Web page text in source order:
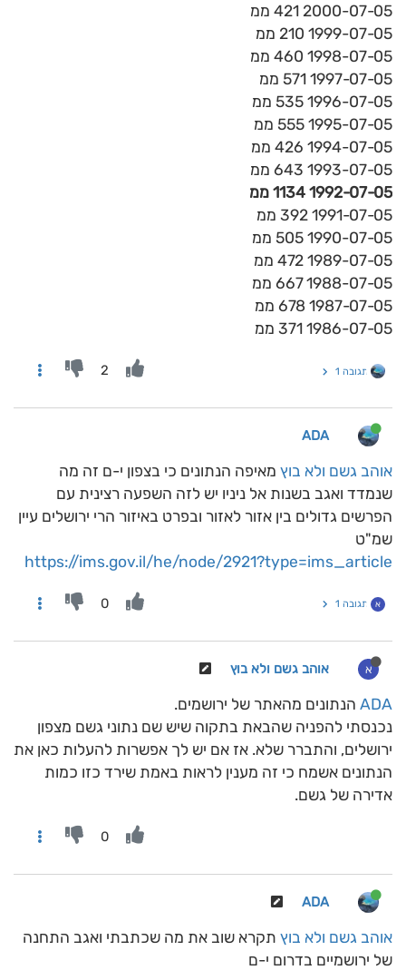
2000-07-05 421 ממ
1999-07-05 210 ממ
1998-07-05 460 ממ
1997-07-05 571 ממ
1996-07-05 535 ממ
1995-07-05 555 ממ
1994-07-05 426 ממ
1993-07-05 643 ממ
1992-07-05 1134 ממ
1991-07-05 392 ממ
1990-07-05 505 ממ
1989-07-05 472 ממ
1988-07-05 667 ממ
1987-07-05 678 ממ
1986-07-05 371 ממ
תגובה 1 2
ADA
אוהב גשם ולא בוץ מאיפה הנתונים כי בצפון י-ם זה מה
שנמדד ואגב בשנות אל ניניו יש לזה השפעה רצינית עם
הפרשים גדולים בין אזור לאזור ובפרט באיזור הרי ירושלים עיין
שמ"ט
https://ims.gov.il/he/node/2921?type=ims_article
א תגובה 1 0
א אוהב גשם ולא בוץ
ADA הנתונים מהאתר של ירושמים.
נכנסתי להפניה שהבאת בתקוה שיש שם נתוני גשם מצפון
ירושלים, והתברר שלא. אז אם יש לך אפשרות להעלות כאן את
הנתונים אשמח כי זה מענין לראות באמת שירד כזו כמות
אדירה של גשם.
0
ADA
אוהב גשם ולא בוץ תקרא שוב את מה שכתבתי ואגב התחנה
של ירושמיים בדרום י-ם